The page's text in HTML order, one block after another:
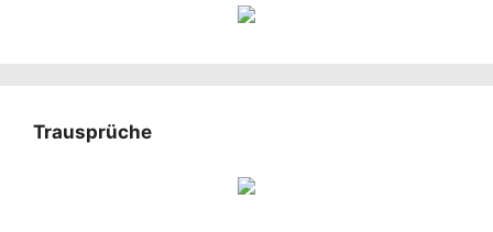
Trausprüche